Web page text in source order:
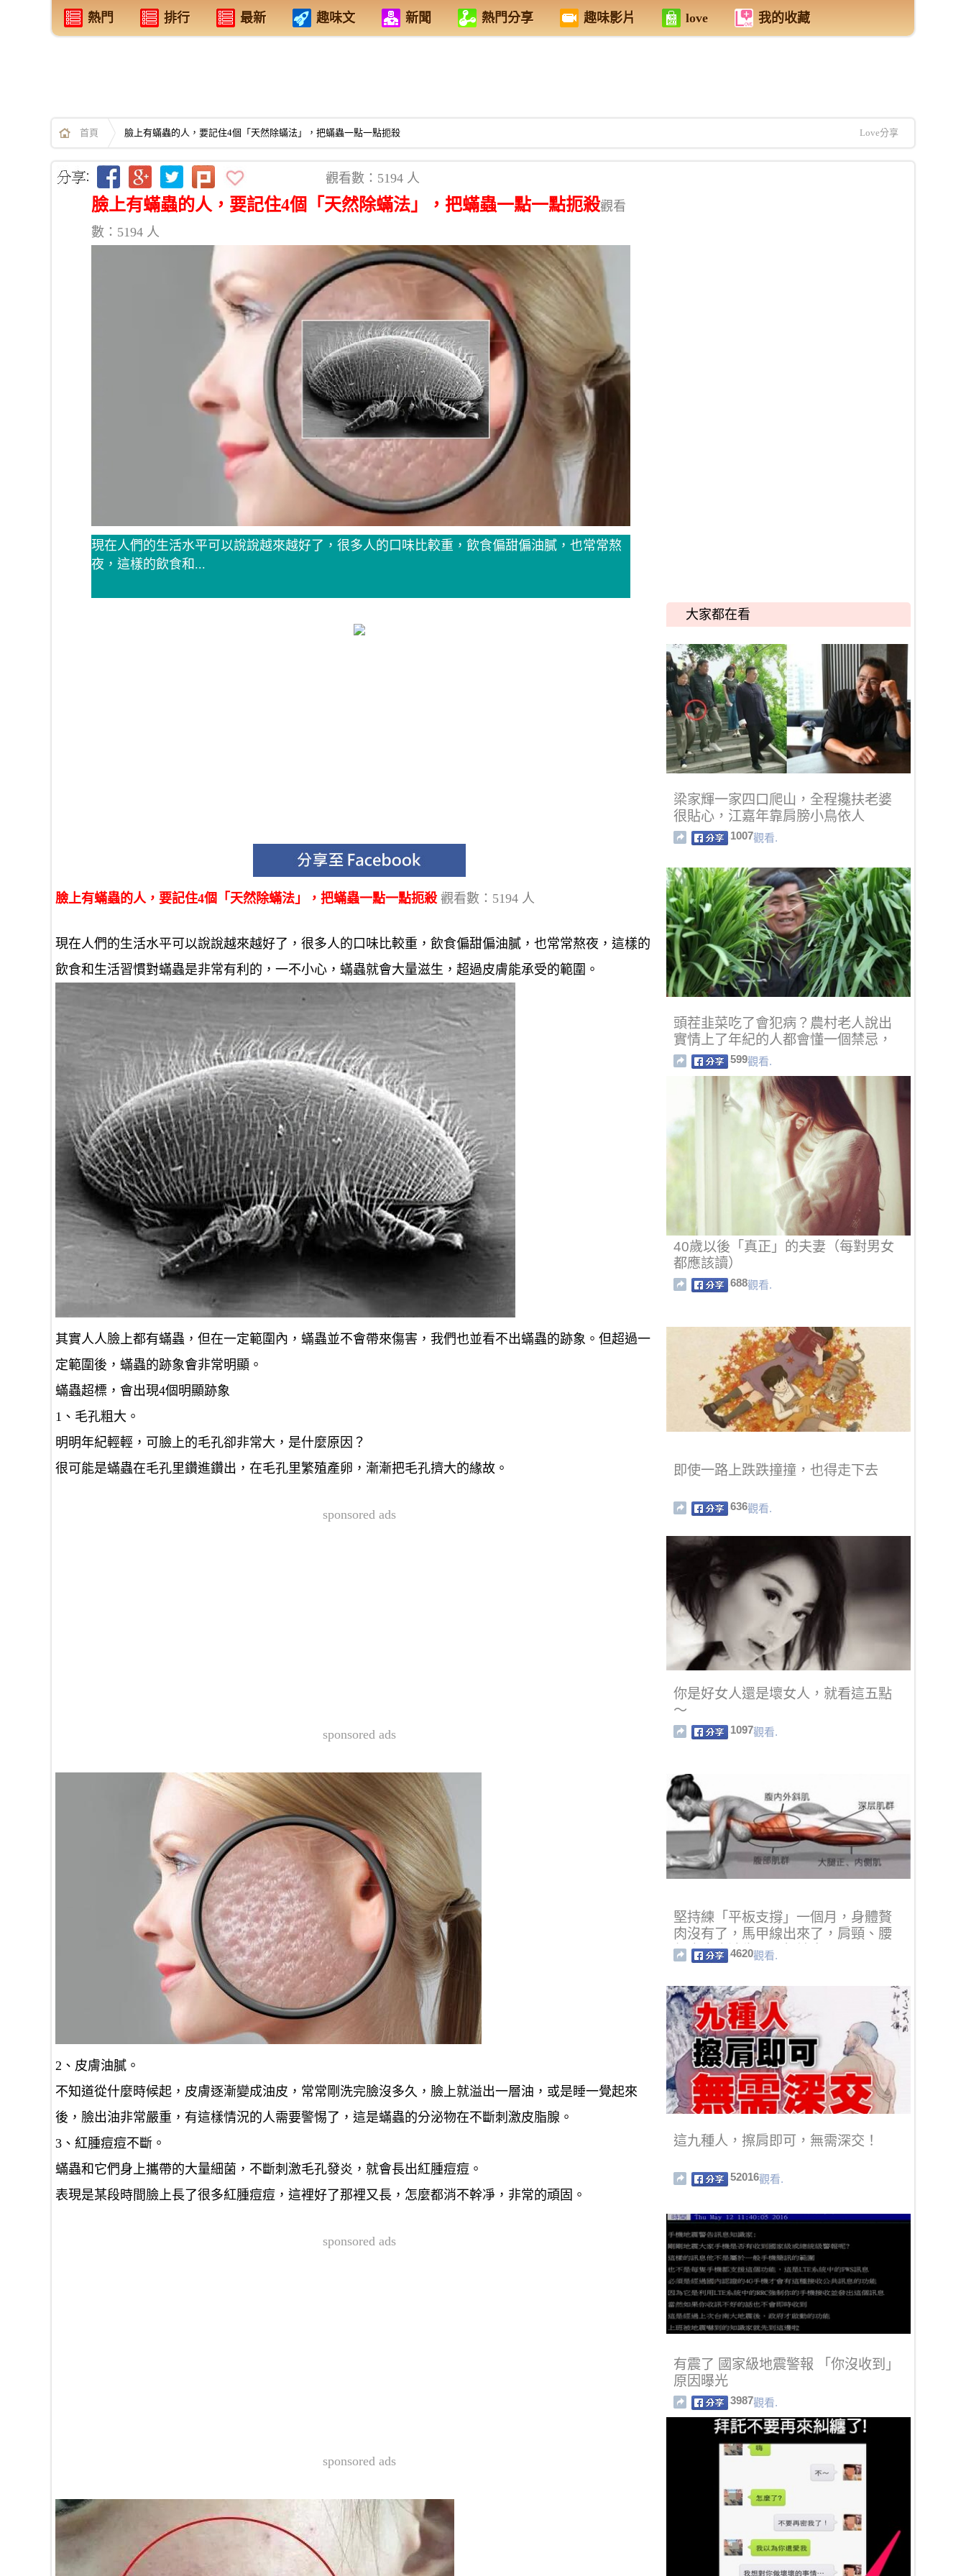
熱門 排行 最新 趣味文 新聞 熱門分享 趣味影片 love 我的收藏
首頁 臉上有蟎蟲的人，要記住4個「天然除蟎法」，把蟎蟲一點一點扼殺 Love分享
觀看數：5194 人
臉上有蟎蟲的人，要記住4個「天然除蟎法」，把蟎蟲一點一點扼殺觀看
數：5194 人
現在人們的生活水平可以說說越來越好了，很多人的口味比較重，飲食偏甜偏油膩，也常常熬
夜，這樣的飲食和...
臉上有蟎蟲的人，要記住4個「天然除蟎法」，把蟎蟲一點一點扼殺 觀看數：5194 人
現在人們的生活水平可以說說越來越好了，很多人的口味比較重，飲食偏甜偏油膩，也常常熬夜，這樣的
飲食和生活習慣對蟎蟲是非常有利的，一不小心，蟎蟲就會大量滋生，超過皮膚能承受的範圍。
其實人人臉上都有蟎蟲，但在一定範圍內，蟎蟲並不會帶來傷害，我們也並看不出蟎蟲的跡象。但超過一
定範圍後，蟎蟲的跡象會非常明顯。
蟎蟲超標，會出現4個明顯跡象
1、毛孔粗大。
明明年紀輕輕，可臉上的毛孔卻非常大，是什麼原因？
很可能是蟎蟲在毛孔里鑽進鑽出，在毛孔里繁殖產卵，漸漸把毛孔擠大的緣故。
sponsored ads
sponsored ads
2、皮膚油膩。
不知道從什麼時候起，皮膚逐漸變成油皮，常常剛洗完臉沒多久，臉上就溢出一層油，或是睡一覺起來
後，臉出油非常嚴重，有這樣情況的人需要警惕了，這是蟎蟲的分泌物在不斷刺激皮脂腺。
3、紅腫痘痘不斷。
蟎蟲和它們身上攜帶的大量細菌，不斷刺激毛孔發炎，就會長出紅腫痘痘。
表現是某段時間臉上長了很多紅腫痘痘，這裡好了那裡又長，怎麼都消不幹凈，非常的頑固。
sponsored ads
sponsored ads
大家都在看
梁家輝一家四口爬山，全程攙扶老婆
很貼心，江嘉年靠肩膀小鳥依人
1007觀看.
頭茬韭菜吃了會犯病？農村老人說出
實情上了年紀的人都會懂一個禁忌，
599觀看.
40歲以後「真正」的夫妻（每對男女
都應該讀）
688觀看.
即使一路上跌跌撞撞，也得走下去
636觀看.
你是好女人還是壞女人，就看這五點
～
1097觀看.
堅持練「平板支撐」一個月，身體贅
肉沒有了，馬甲線出來了，肩頸、腰
部痠痛也消失了，超神奇！
4620觀看.
這九種人，擦肩即可，無需深交！
52016觀看.
有震了 國家級地震警報 「你沒收到」
原因曝光
3987觀看.